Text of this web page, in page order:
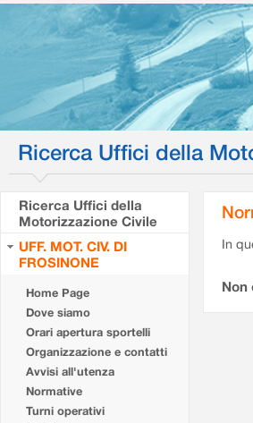
Ricerca Uffici della
Ricerca Uffici della
Motorizzazione Civile
UFF. MOT. CIV. DI
FROSINONE
Home Page
Dove siamo
Orari apertura sportelli
Organizzazione e contatti
Avvisi all'utenza
Normative
Turni operativi
In
Non